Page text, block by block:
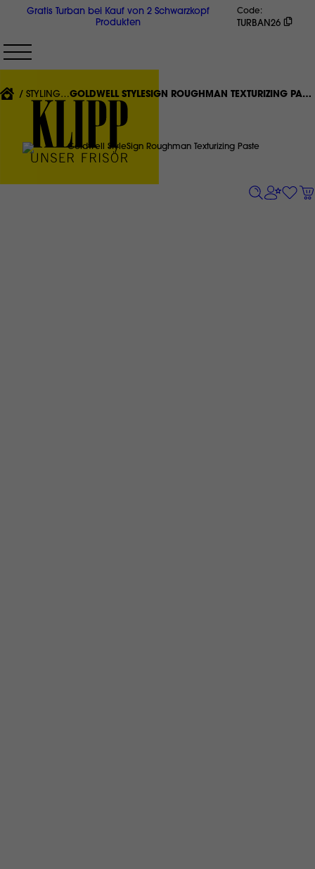
Gratis Turban bei Kauf von 2 Schwarzkopf
Produkten
Code
TURBAN26
STYLING{'CURRENT'|T}:
GOLDWELL STYLESIGN ROUGHMAN TEXTURIZING PASTE